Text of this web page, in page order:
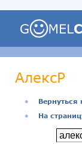
АлексР
●
Вернуться
●
На